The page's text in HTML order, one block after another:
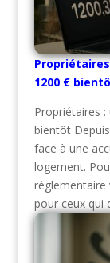
1200 €
Propriétaires
bientôt
face à une
logement.
réglementaire
pour ceux qui